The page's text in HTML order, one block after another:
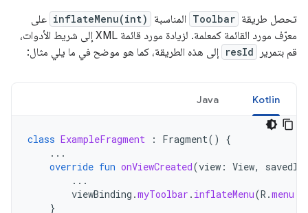
تحصل طريقة Toolbar المناسبة inflateMenu(int) على
معرّف مورد القائمة كمعلمة. لزيادة مورد قائمة XML إلى شريط الأدوات،
قم بتمرير
resId إلى هذه الطريقة، كما هو موضح في ما يلي مثال:
Kotlin
Java
class ExampleFragment : Fragment()
{
...
override fun onViewCreated(view : View,
...
viewBinding .myToolbar . inflateMenu(R .menu
}